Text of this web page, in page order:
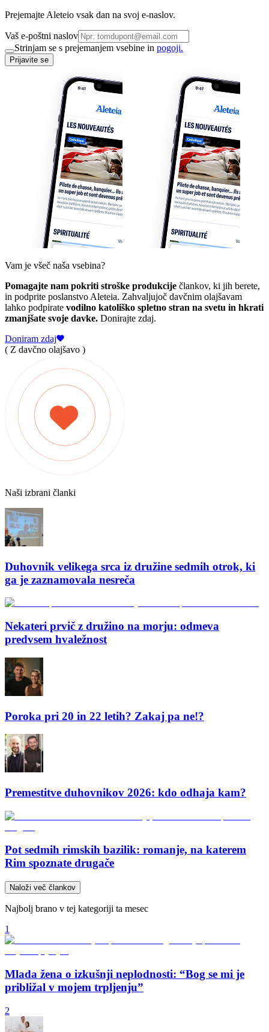
Prejemajte Aleteio vsak dan na svoj e-naslov.
Vaš e-poštni naslov
Strinjam se s prejemanjem vsebine in pogoji.
Prijavite se
Vam je všeč naša vsebina?
Pomagajte nam pokriti stroške produkcije člankov, ki jih berete,
in podprite poslanstvo Aleteia. Zahvaljujoč davčnim olajšavam
lahko podpirate vodilno katoliško spletno stran na svetu in hkrati
zmanjšate svoje davke. Donirajte zdaj.
Doniram zdaj
( Z davčno olajšavo )
Naši izbrani članki
Duhovnik velikega srca iz družine sedmih otrok, ki
ga je zaznamovala nesreča
Nekateri prvič z družino na morju: odmeva
predvsem hvaležnost
Poroka pri 20 in 22 letih? Zakaj pa ne!?
Premestitve duhovnikov 2026: kdo odhaja kam?
Pot sedmih rimskih bazilik: romanje, na katerem
Rim spoznate drugače
Naloži več člankov
Najbolj brano v tej kategoriji ta mesec
1
Mlada žena o izkušnji neplodnosti: “Bog se mi je
približal v mojem trpljenju”
2